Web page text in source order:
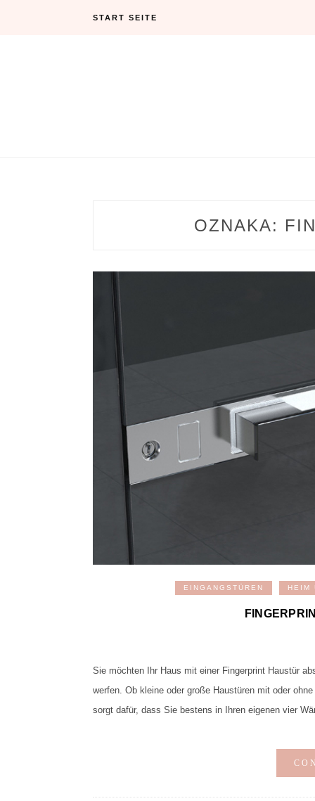
START SEITE
OZNAKA:
EINGANGSTÜREN HEIM
Sie möchten Ihr Haus mit einer Fingerprint Haustür
werfen. Ob kleine oder große Haustüren mit oder
sorgt dafür, dass Sie bestens in Ihren eigenen vier